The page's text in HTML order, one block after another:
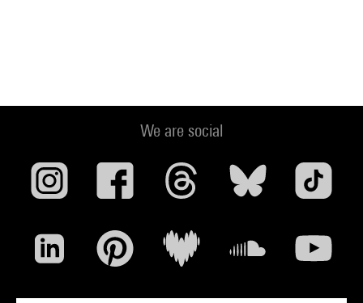
We are social